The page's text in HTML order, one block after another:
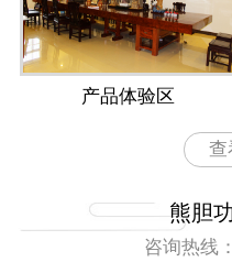
产品体验区
查
熊胆
咨询热线